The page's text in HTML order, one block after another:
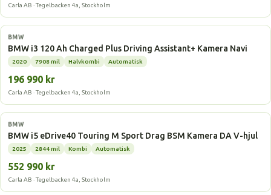
Carla AB · Tegelbacken 4a, Stockholm
Elbil
BMW
BMW i3 120 Ah Charged Plus Driving Assistant+ Kamera Navi
2020 7908 mil Halvkombi Automatisk
196 990 kr
Carla AB · Tegelbacken 4a, Stockholm
Elbil
BMW
BMW i5 eDrive40 Touring M Sport Drag BSM Kamera DA V-hjul
2025 2844 mil Kombi Automatisk
552 990 kr
Carla AB · Tegelbacken 4a, Stockholm